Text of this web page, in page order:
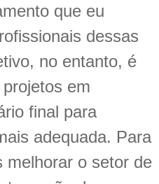
que eu
dessas
no entanto, é
em
final para
adequada. Para
melhorar o setor de